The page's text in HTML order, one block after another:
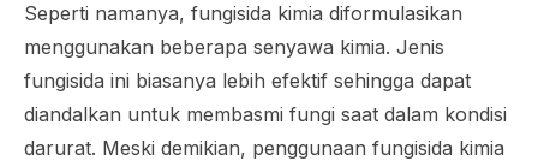
Seperti namanya, fungisida kimia diformulasikan
menggunakan beberapa senyawa kimia. Jenis
fungisida ini biasanya lebih efektif sehingga dapat
diandalkan untuk membasmi fungi saat dalam kondisi
darurat. Meski demikian, penggunaan fungisida kimia